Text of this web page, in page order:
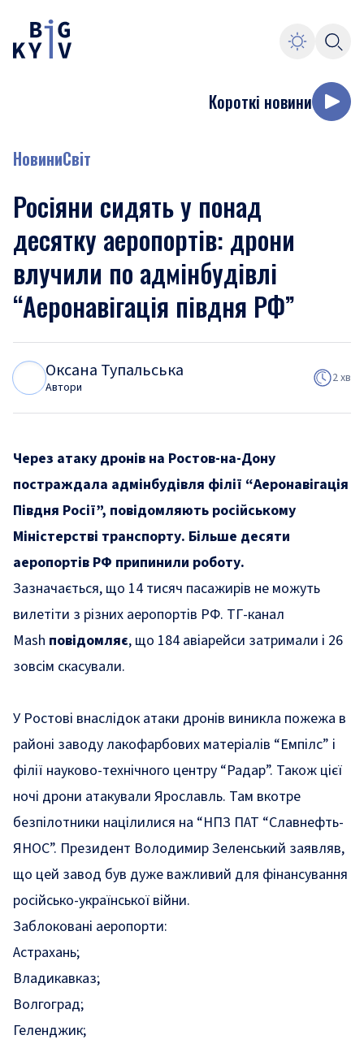
Короткі новини
НовиниСвіт
Росіяни сидять у понад
десятку аеропортів: дрони
влучили по адмінбудівлі
“Аеронавігація півдня РФ”
Оксана Тупальська
Автори
2 хв
Через атаку дронів на Ростов-на-Дону
постраждала адмінбудівля філії “Аеронавігація
Півдня Росії”, повідомляють російському
Міністерстві транспорту. Більше десяти
аеропортів РФ припинили роботу.
Зазначається, що 14 тисяч пасажирів не можуть
вилетіти з різних аеропортів РФ. ТГ-канал
Mash повідомляє, що 184 авіарейси затримали і 26
зовсім скасували.
У Ростові внаслідок атаки дронів виникла пожежа в
районі заводу лакофарбових матеріалів “Емпілс” і
філії науково-технічного центру “Радар”. Також цієї
ночі дрони атакували Ярославль. Там вкотре
безпілотники націлилися на “НПЗ ПАТ “Славнефть-
ЯНОС”. Президент Володимир Зеленський заявляв,
що цей завод був дуже важливий для фінансування
російсько-української війни.
Заблоковані аеропорти:
Астрахань;
Владикавказ;
Волгоград;
Геленджик;